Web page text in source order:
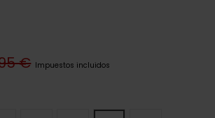
€ Impuestos incluidos